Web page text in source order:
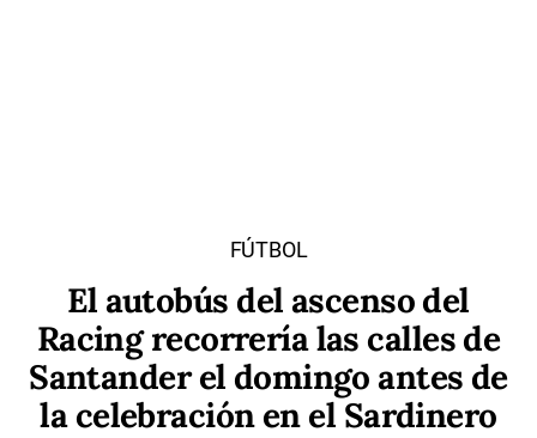
FÚTBOL
El autobús del ascenso del
Racing recorrería las calles de
Santander el domingo antes de
la celebración en el Sardinero